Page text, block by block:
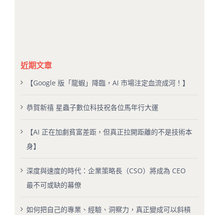
近期文章
【Google 版「龍蝦」降臨，AI 市場注定血流成河！】
恭賀新禧 星蟲子數位科技祝各位馬年行大運
【AI 正在加劇貧富差距，但真正拉開距離的不是技術本
身】
深度與速度的時代：企業策略長（CSO）將成為 CEO
最不可或缺的幕僚
如何把自己的專業、經驗、洞察力，真正變成可以斜槓